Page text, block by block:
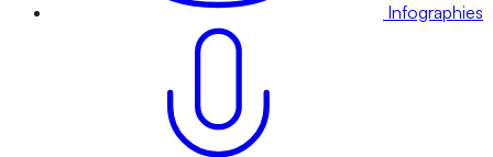
Infographies